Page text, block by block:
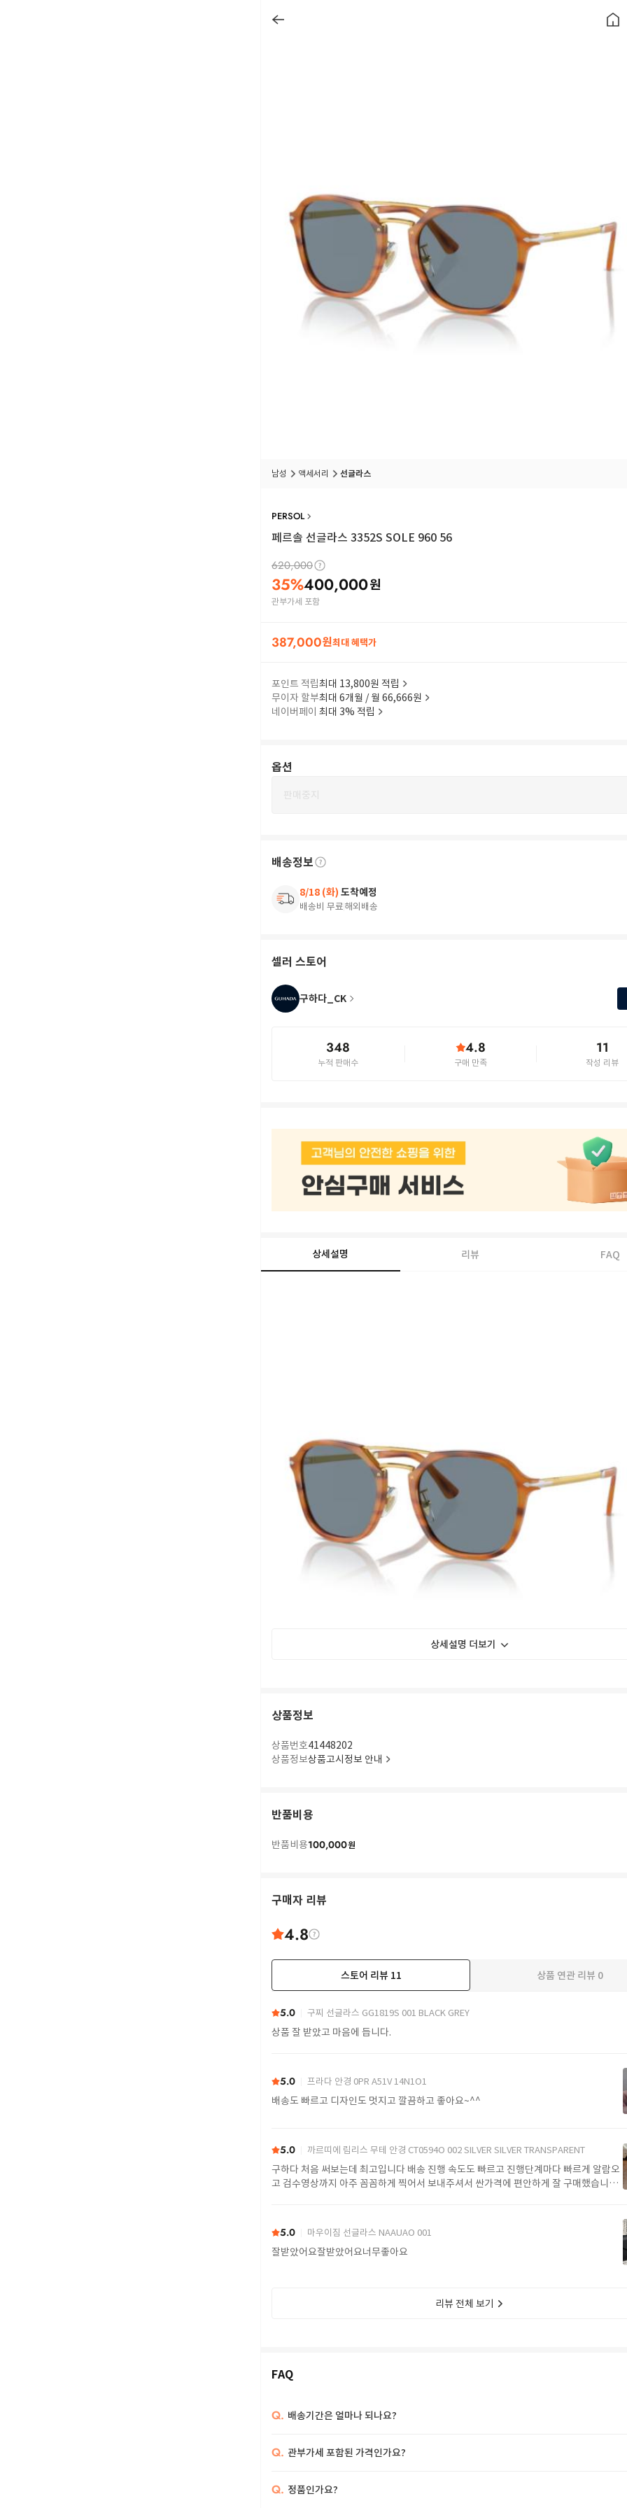
남성 액세서리 선글라스
PERSOL
페르솔 선글라스 3352S SOLE 960 56
620,000
35%400,000원
관부가세 포함
387,000원최대 혜택가
포인트 적립최대 13,800원 적립
무이자 할부최대 6개월 / 월 66,666원
네이버페이 최대 3% 적립
옵션
판매중지
배송정보
8/18 (화) 도착예정
배송비 무료해외배송
셀러 스토어
구하다_CK
348
누적 판매수
4.8
구매 만족
11
작성 리뷰
상세설명 리뷰 FAQ
상세설명 더보기
상품정보
상품번호41448202
상품정보상품고시정보 안내
반품비용
반품비용100,000원
구매자 리뷰
4.8
스토어 리뷰 11 상품 연관 리뷰 0
5.0 구찌 선글라스 GG1819S 001 BLACK GREY
상품 잘 받았고 마음에 듭니다.
5.0 프라다 안경 0PR A51V 14N1O1
배송도 빠르고 디자인도 멋지고 깔끔하고 좋아요~^^
5.0 까르띠에 림리스 무테 안경 CT0594O 002 SILVER SILVER TRANSPARENT
구하다 처음 써보는데 최고입니다 배송 진행 속도도 빠르고 진행단계마다 빠르게 알람오
고 검수영상까지 아주 꼼꼼하게 찍어서 보내주셔서 싼가격에 편안하게 잘 구매했습니다.
5.0 마우이짐 선글라스 NAAUAO 001
잘받았어요잘받았어요너무좋아요
리뷰 전체 보기
FAQ
Q. 배송기간은 얼마나 되나요?
Q. 관부가세 포함된 가격인가요?
Q. 정품인가요?